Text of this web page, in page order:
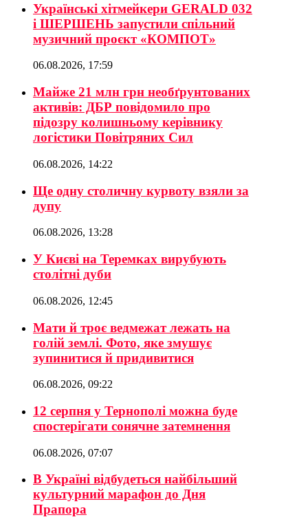
Українські хітмейкери GERALD 032
і ШЕРШЕНЬ запустили спільний
музичний проєкт «КОМПОТ»
06.08.2026, 17:59
Майже 21 млн грн необґрунтованих
активів: ДБР повідомило про
підозру колишньому керівнику
логістики Повітряних Сил
06.08.2026, 14:22
Ще одну столичну курвоту взяли за
дупу
06.08.2026, 13:28
У Києві на Теремках вирубують
столітні дуби
06.08.2026, 12:45
Мати й троє ведмежат лежать на
голій землі. Фото, яке змушує
зупинитися й придивитися
06.08.2026, 09:22
12 серпня у Тернополі можна буде
спостерігати сонячне затемнення
06.08.2026, 07:07
В Україні відбудеться найбільший
культурний марафон до Дня
Прапора